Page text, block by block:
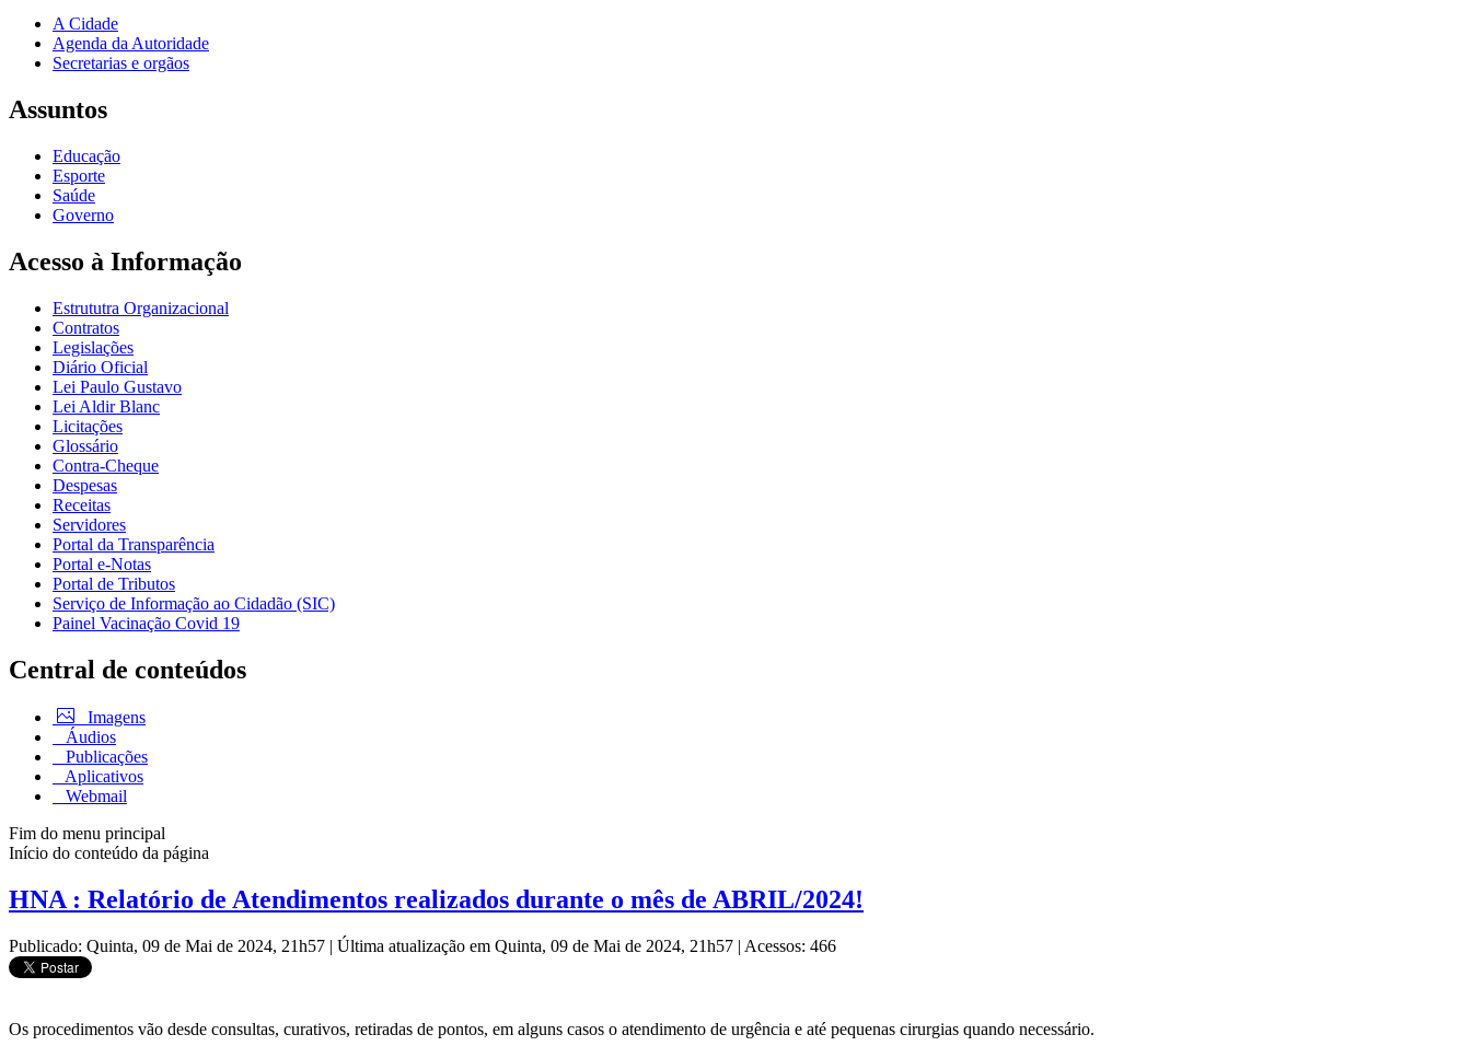
A Cidade
Agenda da Autoridade
Secretarias e orgãos
Assuntos
Educação
Esporte
Saúde
Governo
Acesso à Informação
Estrututra Organizacional
Contratos
Legislações
Diário Oficial
Lei Paulo Gustavo
Lei Aldir Blanc
Licitações
Glossário
Contra-Cheque
Despesas
Receitas
Servidores
Portal da Transparência
Portal e-Notas
Portal de Tributos
Serviço de Informação ao Cidadão (SIC)
Painel Vacinação Covid 19
Central de conteúdos
Imagens
Áudios
Publicações
Aplicativos
Webmail
Fim do menu principal
Início do conteúdo da página
HNA : Relatório de Atendimentos realizados durante o mês de ABRIL/2024!
Publicado: Quinta, 09 de Mai de 2024, 21h57 | Última atualização em Quinta, 09 de Mai de 2024, 21h57 | Acessos: 466
Os procedimentos vão desde consultas, curativos, retiradas de pontos, em alguns casos o atendimento de urgência e até pequenas cirurgias quando necessário.